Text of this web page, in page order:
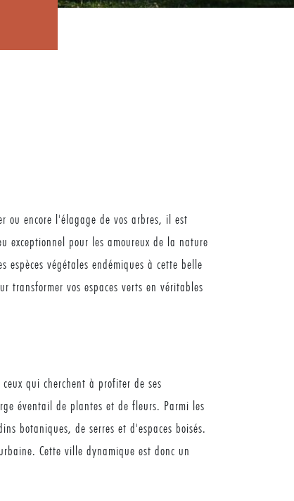
ou encore l'élagage de vos arbres, il est
exceptionnel pour les amoureux de la nature
végétales endémiques à cette belle
transformer vos espaces verts en véritables
qui cherchent à profiter de ses
éventail de plantes et de fleurs. Parmi les
botaniques, de serres et d'espaces boisés.
Cette ville dynamique est donc un